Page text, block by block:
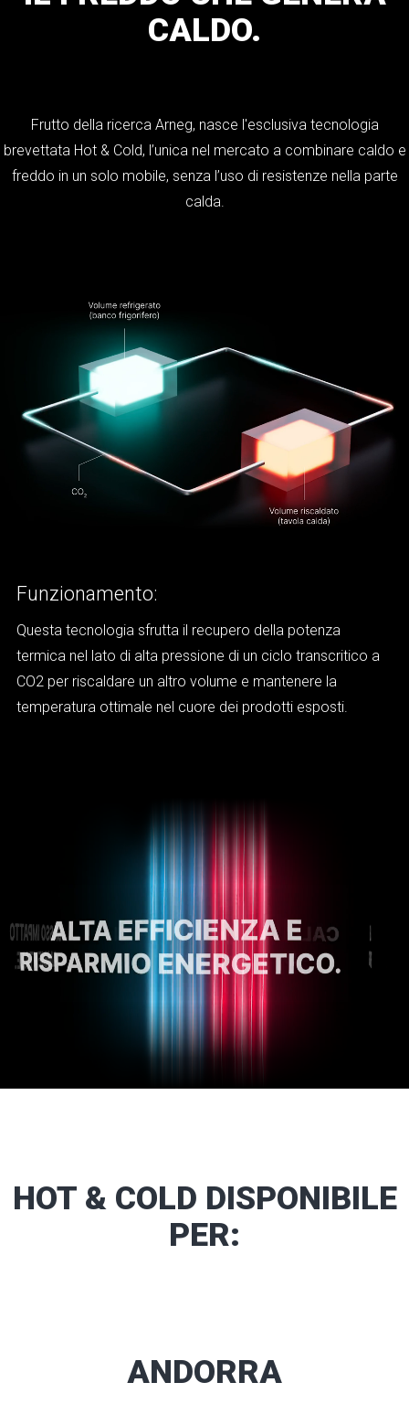
CALDO.
Frutto della ricerca Arneg, nasce l'esclusiva tecnologia
brevettata Hot & Cold, l’unica nel mercato a combinare caldo e
freddo in un solo mobile, senza l’uso di resistenze nella parte
calda.
Funzionamento:
Questa tecnologia sfrutta il recupero della potenza
termica nel lato di alta pressione di un ciclo transcritico a
CO2 per riscaldare un altro volume e mantenere la
temperatura ottimale nel cuore dei prodotti esposti.
HOT & COLD DISPONIBILE
PER:
ANDORRA